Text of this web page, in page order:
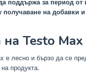
поддържа за период
на добавки
Testo Max
е лесно и бързо да се
продукта.